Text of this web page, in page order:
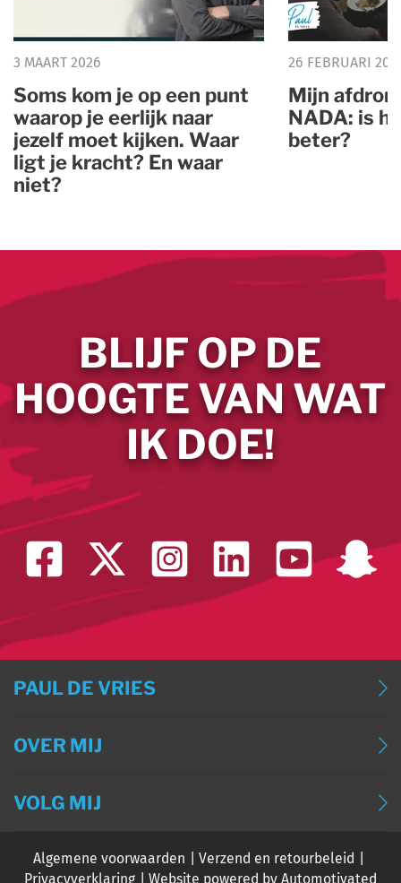
3 MAART 2026
Soms kom je op een punt
waarop je eerlijk naar
jezelf moet kijken. Waar
ligt je kracht? En waar
niet?
26 FEBRUARI
Mijn
NADA: is
beter?
BLIJF OP DE
HOOGTE VAN WAT
IK DOE!
PAUL DE VRIES
BLOG (DEUTSCH)
EVENTS
OVER MIJ
VOLG MIJ
Algemene voorwaarden
Verzend en retourbeleid
Privacyverklaring
Website powered by Automotivated